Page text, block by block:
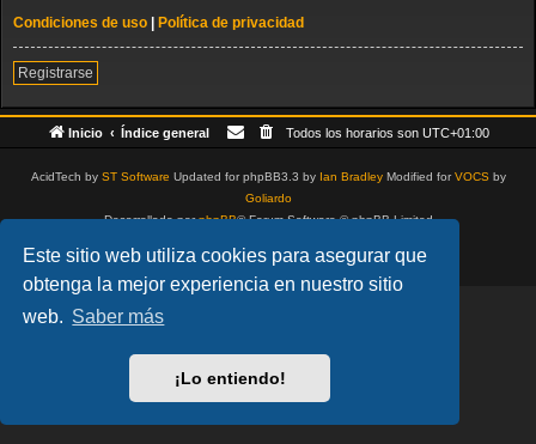
Este sitio web utiliza cookies para asegurar que
obtenga la mejor experiencia en nuestro sitio
web. Saber más
¡Lo entiendo!
Condiciones de uso
Política de privacidad
Registrarse
Inicio Índice general Todos los horarios son UTC+01:00
AcidTech by ST Software Updated for phpBB3.3 by Ian BradleyModified forVOCSby
Goliardo
Desarrollado porphpBB® Forum Software © phpBB Limited
Privacidad| Condiciones